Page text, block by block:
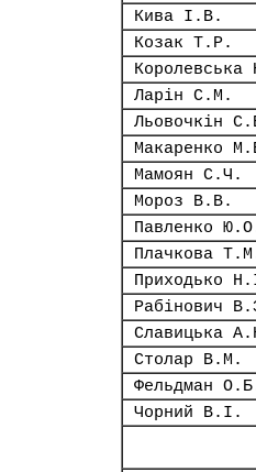
Кива І.В.
Козак Т.Р.
Королевська
Ларін С.М.
Льовочкін
Макаренко
Мамоян С.Ч.
Мороз В.В.
Павленко
Плачкова
Приходько
Рабінович
Славицька
Столар В.М.
Фельдман
Чорний В.І.